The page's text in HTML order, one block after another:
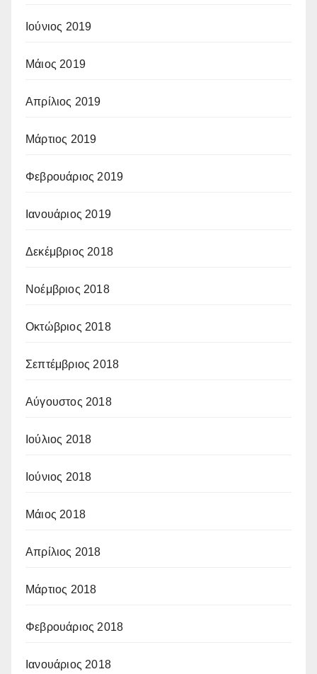
Ιούνιος 2019
Μάιος 2019
Απρίλιος 2019
Μάρτιος 2019
Φεβρουάριος 2019
Ιανουάριος 2019
Δεκέμβριος 2018
Νοέμβριος 2018
Οκτώβριος 2018
Σεπτέμβριος 2018
Αύγουστος 2018
Ιούλιος 2018
Ιούνιος 2018
Μάιος 2018
Απρίλιος 2018
Μάρτιος 2018
Φεβρουάριος 2018
Ιανουάριος 2018